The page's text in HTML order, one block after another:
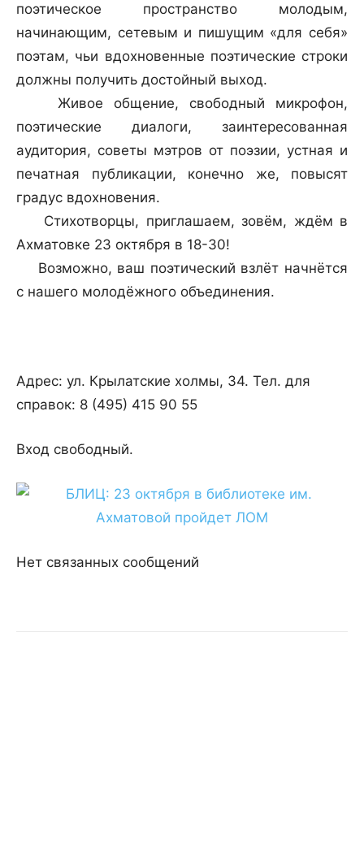
поэтическое пространство молодым,
начинающим, сетевым и пишущим «для себя»
поэтам, чьи вдохновенные поэтические строки
должны получить достойный выход.
Живое общение, свободный микрофон,
поэтические диалоги, заинтересованная
аудитория, советы мэтров от поэзии, устная и
печатная публикации, конечно же, повысят
градус вдохновения.
Стихотворцы, приглашаем, зовём, ждём в
Ахматовке 23 октября в 18-30!
Возможно, ваш поэтический взлёт начнётся
с нашего молодёжного объединения.
Адрес: ул. Крылатские холмы, 34. Тел. для
справок: 8 (495) 415 90 55
Вход свободный.
Нет связанных сообщений